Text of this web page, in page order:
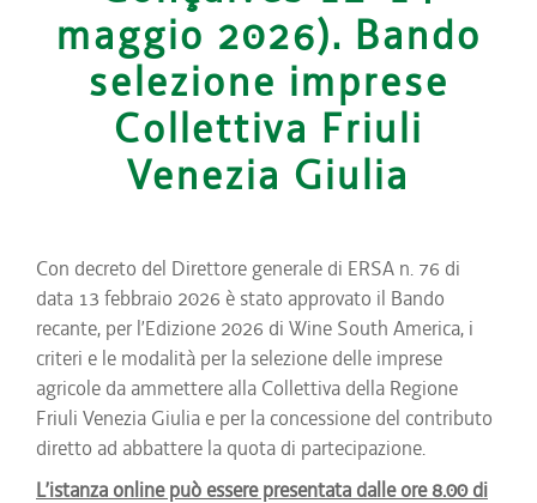
maggio 2026). Bando
selezione imprese
Collettiva Friuli
Venezia Giulia
Con decreto del Direttore generale di ERSA n. 76 di
data 13 febbraio 2026 è stato approvato il Bando
recante, per l’Edizione 2026 di Wine South America, i
criteri e le modalità per la selezione delle imprese
agricole da ammettere alla Collettiva della Regione
Friuli Venezia Giulia e per la concessione del contributo
diretto ad abbattere la quota di partecipazione.
L’istanza online può essere presentata dalle ore 8.00 di